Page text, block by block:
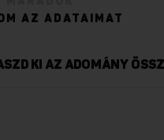
AZ ADATAIMAT
KI AZ ADOMÁNY